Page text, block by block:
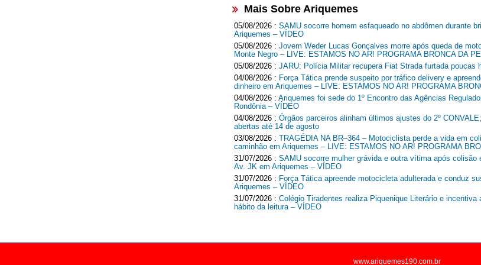
Mais Sobre Ariquemes
05/08/2026 : SAMU socorre homem esfaqueado no abdômen durante
Ariquemes – VÍDEO
05/08/2026 : Jovem Weder Lucas Gonçalves morre após queda de
Monte Negro – LIVE: ESTAMOS NO AR! PROGRAMA BRONCA DA
05/08/2026 : JARU: Polícia Militar recupera Fiat Strada furtada poucas
04/08/2026 : Força Tática prende suspeito por tráfico delivery e
dinheiro em Ariquemes – LIVE: ESTAMOS NO AR! PROGRAMA
04/08/2026 : Ariquemes foi sede do 1º Encontro das Agências
Rondônia – VÍDEO
04/08/2026 : Órgãos parceiros alinham últimos ajustes do 2º
abertas até 14 de agosto
03/08/2026 : TRAGÉDIA NA BR–364 – Motociclista perde a vida em
caminhão em Ariquemes – LIVE: ESTAMOS NO AR! PROGRAMA
31/07/2026 : SAMU socorre mulher grávida e outra vítima após colisão
Av. JK em Ariquemes – VÍDEO
31/07/2026 : Força Tática apreende motocicleta adulterada e conduz
Ariquemes – VÍDEO
31/07/2026 : Colégio Tiradentes realiza Piquenique Literário e incentiva
hábito da leitura – VÍDEO
www.ariquemes190.com.br